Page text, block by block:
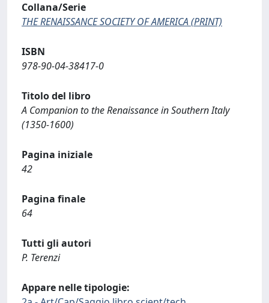
Collana/Serie
THE RENAISSANCE SOCIETY OF AMERICA (PRINT)
ISBN
978-90-04-38417-0
Titolo del libro
A Companion to the Renaissance in Southern Italy
(1350-1600)
Pagina iniziale
42
Pagina finale
64
Tutti gli autori
P. Terenzi
Appare nelle tipologie: